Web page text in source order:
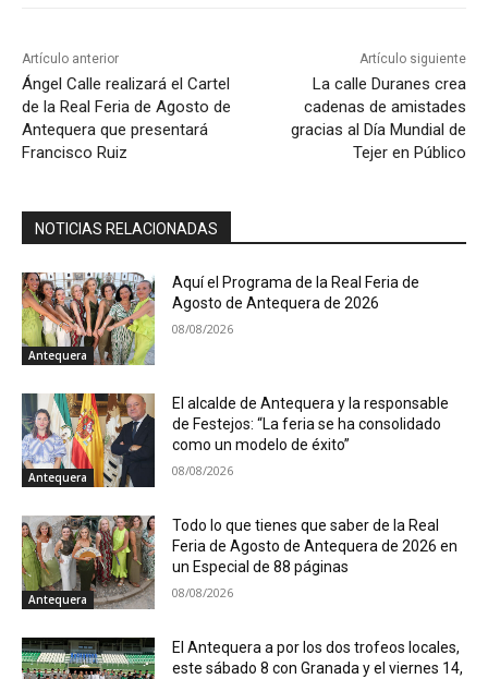
Artículo anterior
Ángel Calle realizará el Cartel
de la Real Feria de Agosto de
Antequera que presentará
Francisco Ruiz
Artículo siguiente
La calle Duranes crea
cadenas de amistades
gracias al Día Mundial de
Tejer en Público
NOTICIAS RELACIONADAS
Antequera
Aquí el Programa de la Real Feria de
Agosto de Antequera de 2026
08/08/2026
Antequera
El alcalde de Antequera y la responsable
de Festejos: “La feria se ha consolidado
como un modelo de éxito”
08/08/2026
Antequera
Todo lo que tienes que saber de la Real
Feria de Agosto de Antequera de 2026 en
un Especial de 88 páginas
08/08/2026
El Antequera a por los dos trofeos locales,
este sábado 8 con Granada y el viernes 14,